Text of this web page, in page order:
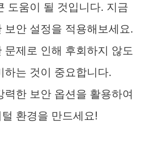
도움이 될 것입니다. 지금
보안 설정을 적용해보세요.
문제로 인해 후회하지 않도
하는 것이 중요합니다.
력한 보안 옵션을 활용하여
환경을 만드세요!